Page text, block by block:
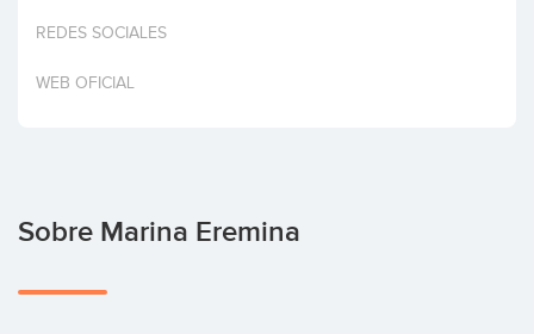
Invertir
REDES SOCIALES
WEB OFICIAL
Sobre Marina Eremina